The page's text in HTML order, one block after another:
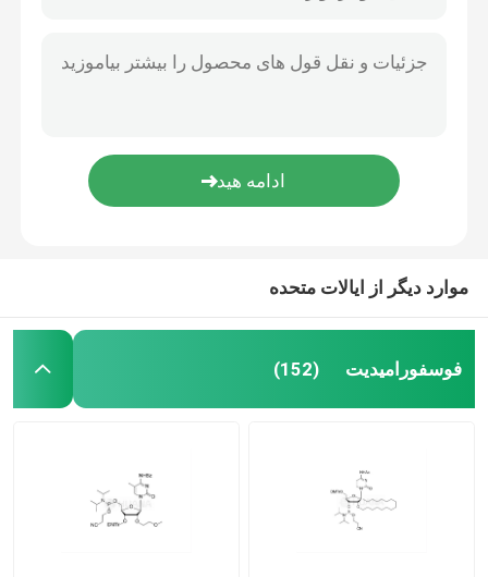
موارد دیگر از ایالات متحده
فوسفورامیدیت (152)